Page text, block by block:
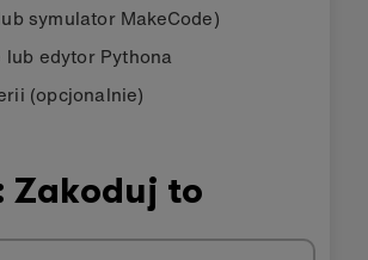
symulator MakeCode)
lub edytor Pythona
(opcjonalnie)
Zakoduj to